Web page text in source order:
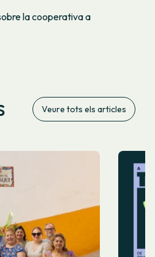
la cooperativa a
Veure tots els articles